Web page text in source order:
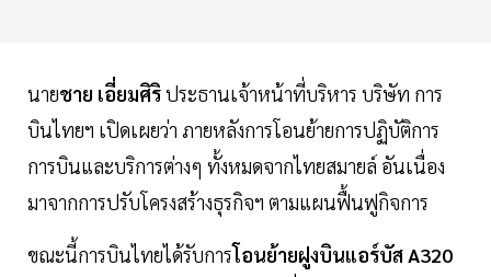
นายชาย เอี่ยมศิริประธานเจ้าหน้าที่บริหาร บริษัท การ
บินไทยฯ เปิดเผยว่า ภายหลังการโอนย้ายการปฏิบัติการ
การบินและบริการต่างๆ ทั้งหมดจากไทยสมายล์ อันเนื่อง
มาจากการปรับโครงสร้างธุรกิจฯ ตามแผนฟื้นฟูกิจการ
ขณะนี้การบินไทยได้รับการโอนย้ายฝูงบินแอร์บัส A320